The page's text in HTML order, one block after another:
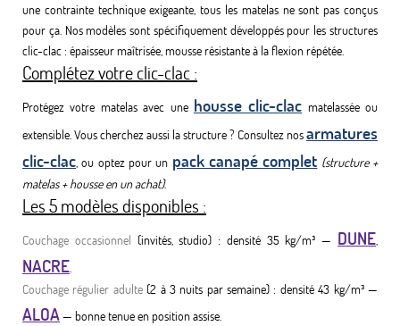
une contrainte technique exigeante, tous les matelas ne sont pas conçus
pour ça. Nos modèles sont spécifiquement développés pour les structures
clic-clac : épaisseur maîtrisée, mousse résistante à la flexion répétée.
Complétez votre clic-clac :
Protégez votre matelas avec une housse clic-clac matelassée ou
extensible. Vous cherchez aussi la structure ? Consultez nosarmatures
clic-clac, ou optez pour un pack canapé complet (structure +
matelas + housse en un achat).
Les 5 modèles disponibles :
Couchage occasionnel (invités, studio) : densité 35 kg/m³ — DUNE,
NACRE.
Couchage régulier adulte(2 à 3 nuits par semaine) : densité 43 kg/m³ —
ALOA— bonne tenue en position assise.